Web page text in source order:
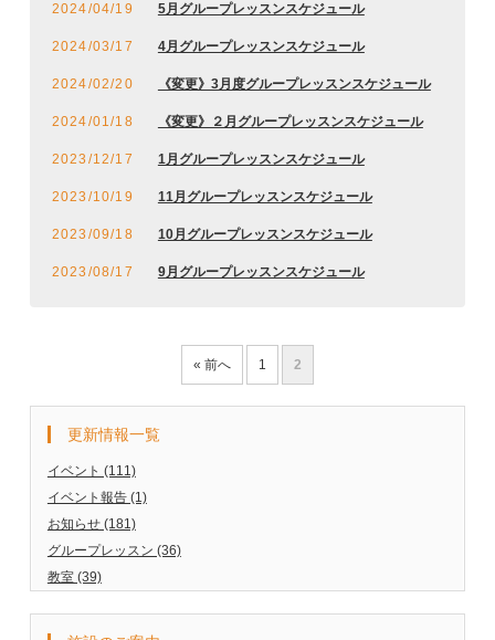
2024/04/19 5月グループレッスンスケジュール
2024/03/17 4月グループレッスンスケジュール
2024/02/20 《変更》3月度グループレッスンスケジュール
2024/01/18 《変更》２月グループレッスンスケジュール
2023/12/17 1月グループレッスンスケジュール
2023/10/19 11月グループレッスンスケジュール
2023/09/18 10月グループレッスンスケジュール
2023/08/17 9月グループレッスンスケジュール
« 前へ 1 2
更新情報一覧
イベント (111)
イベント報告 (1)
お知らせ (181)
グループレッスン (36)
教室 (39)